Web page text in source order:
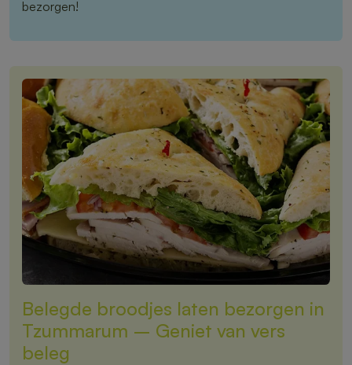
bezorgen!
Belegde broodjes laten bezorgen in
Tzummarum – Geniet van vers
beleg